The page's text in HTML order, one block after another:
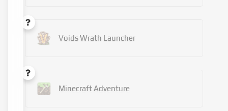
Voids Wrath Launcher
Minecraft Adventure